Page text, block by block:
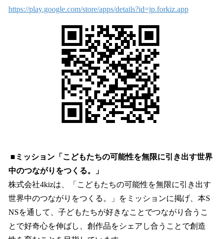
https://play.google.com/store/apps/details?id=jp.forkiz.app
■ミッション「こどもたちの可能性を無限に引き出す世界
中のつながりをつくる。」
株式会社4kizは、「こどもたちの可能性を無限に引き出す
世界中のつながりをつくる。」をミッションに掲げ、本S
NSを通して、子どもたちが好きなことでつながり合うこ
とで好奇心を伸ばし、創作品をシェアし合うことで創造